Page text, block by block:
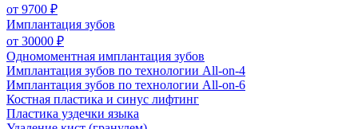
от 9700 ₽
Имплантация зубов
от 30000 ₽
Одномоментная имплантация зубов
Имплантация зубов по технологии All-on-4
Имплантация зубов по технологии All-on-6
Костная пластика и синус лифтинг
Пластика уздечки языка